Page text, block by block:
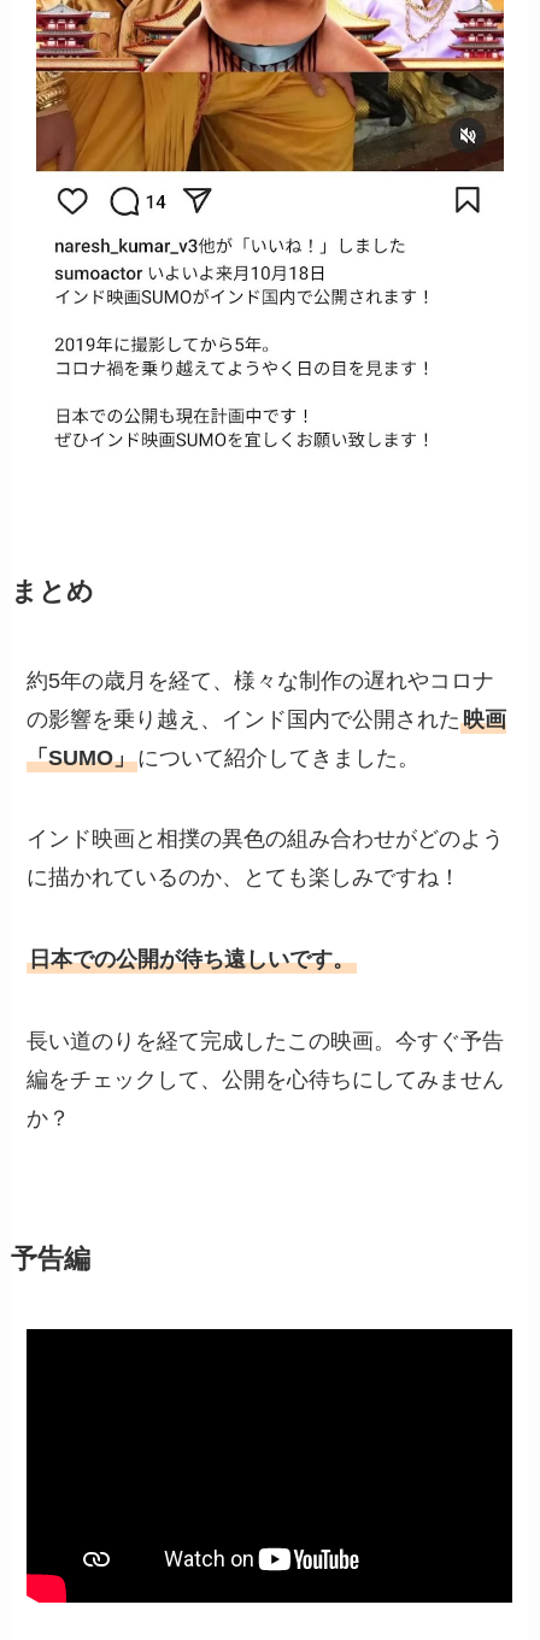
まとめ
約5年の歳月を経て、様々な制作の遅れやコロナ
の影響を乗り越え、インド国内で公開された映画
「SUMO」について紹介してきました。
インド映画と相撲の異色の組み合わせがどのよう
に描かれているのか、とても楽しみですね！
日本での公開が待ち遠しいです。
長い道のりを経て完成したこの映画。今すぐ予告
編をチェックして、公開を心待ちにしてみません
か？
予告編